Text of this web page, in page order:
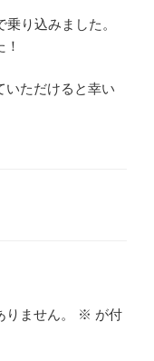
り込みました。
いただけると幸い
ません。 ※ が付